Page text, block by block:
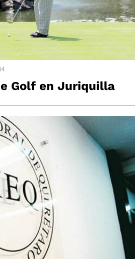
Golf en Juriquilla